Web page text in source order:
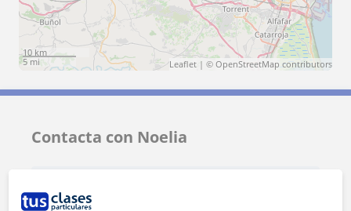
10 km
5 mi
Leaflet | © OpenStreetMap contributors
Contacta con Noelia